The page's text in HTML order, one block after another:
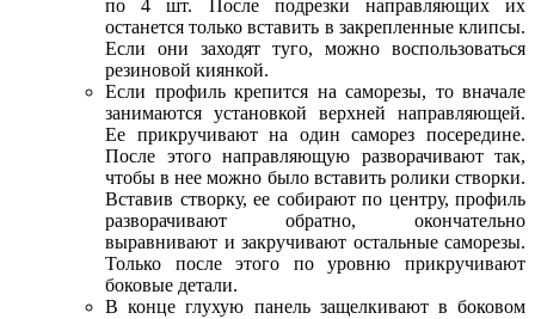
по 4 шт. После подрезки направляющих их
останется только вставить в закрепленные клипсы.
Если они заходят туго, можно воспользоваться
резиновой киянкой.
Если профиль крепится на саморезы, то вначале
занимаются установкой верхней направляющей.
Ее прикручивают на один саморез посередине.
После этого направляющую разворачивают так,
чтобы в нее можно было вставить ролики створки.
Вставив створку, ее собирают по центру, профиль
разворачивают обратно, окончательно
выравнивают и закручивают остальные саморезы.
Только после этого по уровню прикручивают
боковые детали.
В конце глухую панель защелкивают в боковом